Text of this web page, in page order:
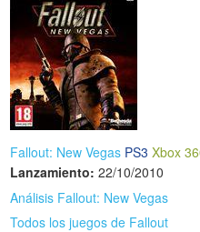
Fallout: New Vegas PS3 Xbox
Lanzamiento: 22/10/2010
Análisis Fallout: New Vegas
Todos los juegos de Fallout